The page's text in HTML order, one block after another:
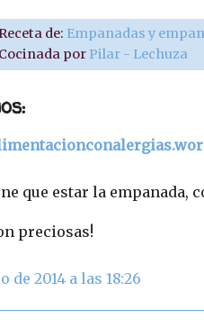
de: Empanadas y
Cocinada por Pilar - Lechuza
que estar la empanada,
preciosas!
de 2014 a las 18:26